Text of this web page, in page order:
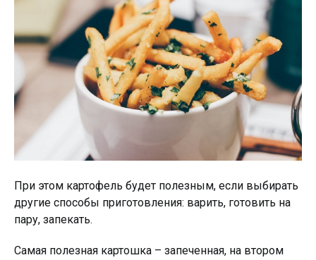
При этом картофель будет полезным, если выбирать
другие способы приготовления: варить, готовить на
пару, запекать.
Самая полезная картошка – запеченная, на втором